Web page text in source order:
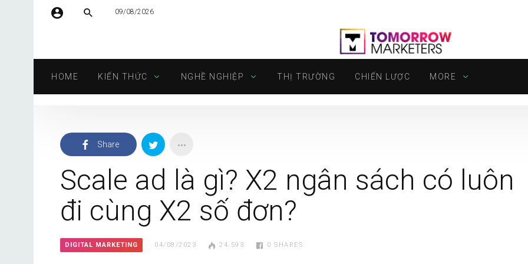
Mật khẩu
Tự động đăng nhập
09/08/2026
HOME KIẾN THỨC NGHỀ NGHIỆP THỊ TRƯỜNG CHIẾN LƯỢC MORE
Share
Scale ad là gì? X2 ngân sách có luôn
đi cùng X2 số đơn?
DIGITAL MARKETING 04/08/2023 24.593 0 SHARES